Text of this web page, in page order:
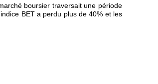
boursier traversait une période
BET a perdu plus de 40% et les